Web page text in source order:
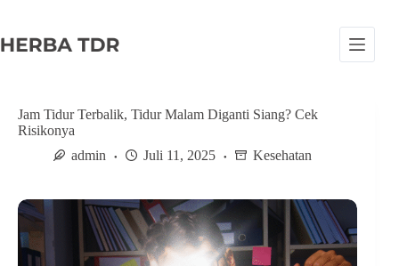
i
c
o
t
Jam Tidur Terbalik, Tidur Malam Diganti Siang? Cek
Risikonya
admin
Juli 11, 2025 Kesehatan